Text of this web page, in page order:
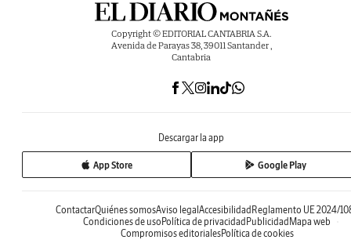
Copyright © EDITORIAL CANTABRIA S.A.
Avenida de Parayas 38, 39011 Santander ,
Cantabria
Descargar la app
App Store Google Play
ContactarQuiénes somosAviso legal Accesibilidad Reglamento UE 2024/
Condiciones de uso Política de privacidad Publicidad Mapa web
Compromisos editorialesPolítica de cookies